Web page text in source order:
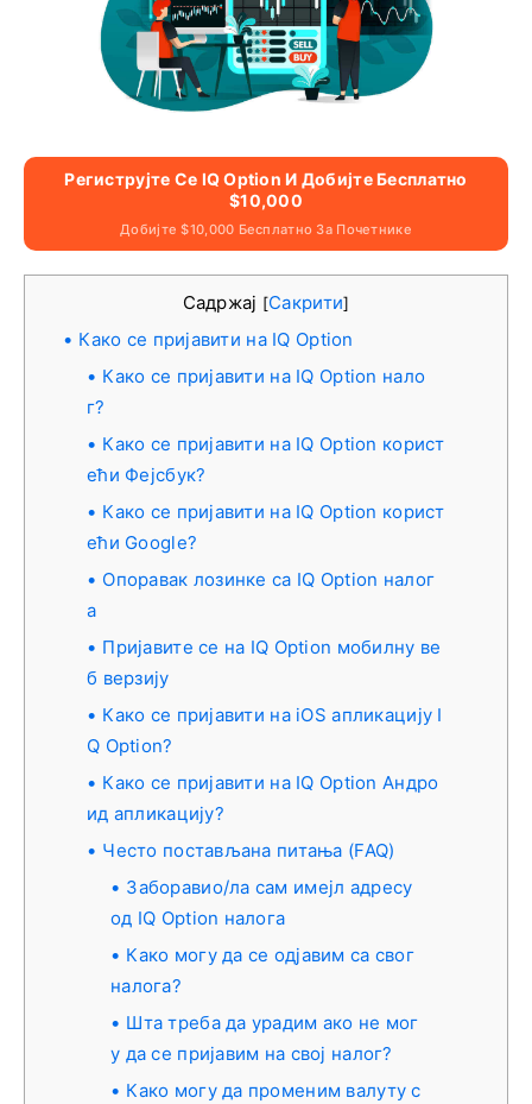
Региструјте Се IQ Option И Добијте Бесплатно
$10,000
Добијте $10,000 Бесплатно За Почетнике
Садржај [Сакрити]
Како се пријавити на IQ Option
Како се пријавити на IQ Option нало
г?
Како се пријавити на IQ Option корист
ећи Фејсбук?
Како се пријавити на IQ Option корист
ећи Google?
Опоравак лозинке са IQ Option налог
а
Пријавите се на IQ Option мобилну ве
б верзију
Како се пријавити на iOS апликацију I
Q Option?
Како се пријавити на IQ Option Андро
ид апликацију?
Често постављана питања (FAQ)
Заборавио/ла сам имејл адресу
од IQ Option налога
Како могу да се одјавим са свог
налога?
Шта треба да урадим ако не мог
у да се пријавим на свој налог?
Како могу да променим валуту с